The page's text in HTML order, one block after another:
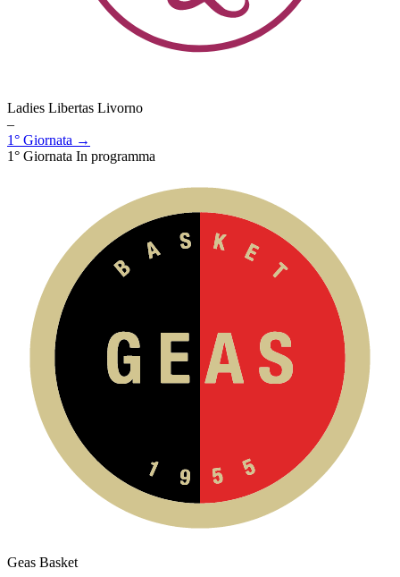
Ladies Libertas Livorno
–
1° Giornata →
1° Giornata In programma
Geas Basket